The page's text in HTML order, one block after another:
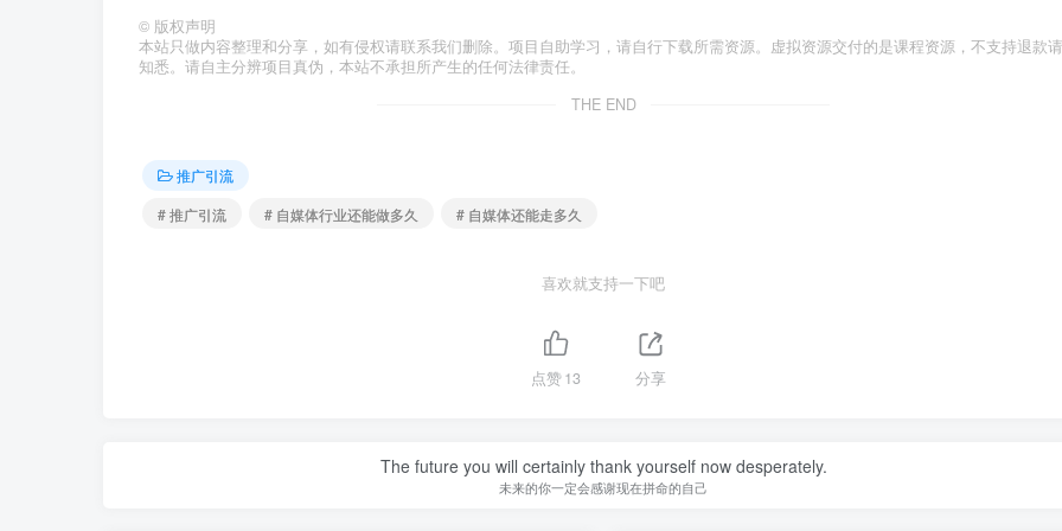
© 版权声明
本站只做内容整理和分享，如有侵权请联系我们删除。项目自助学习，请自行下载所需资源。虚拟资源交付的是课程资源，不支持退款请
知悉。请自主分辨项目真伪，本站不承担所产生的任何法律责任。
THE END
推广引流
# 推广引流
# 自媒体行业还能做多久 # 自媒体还能走多久
喜欢就支持一下吧
点赞13 分享
The future you will certainly thank yourself now desperately.
未来的你一定会感谢现在拼命的自己